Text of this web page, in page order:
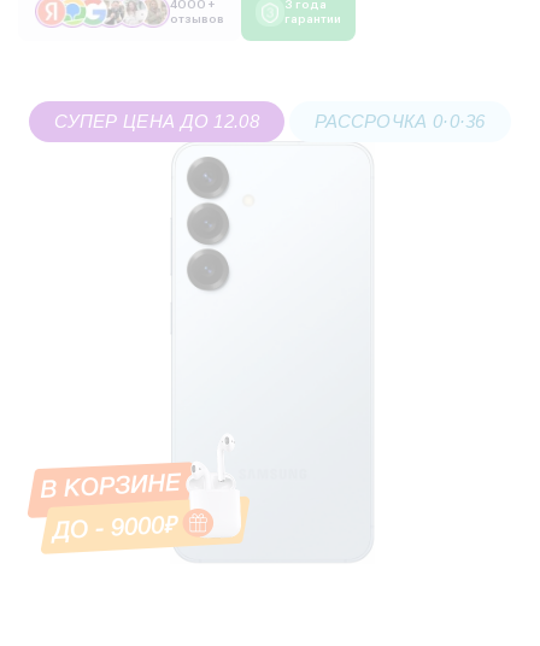
4000 +
отзывов
3 года
гарантии
СУПЕР ЦЕНА ДО 12.08 РАССРОЧКА 0·0·36